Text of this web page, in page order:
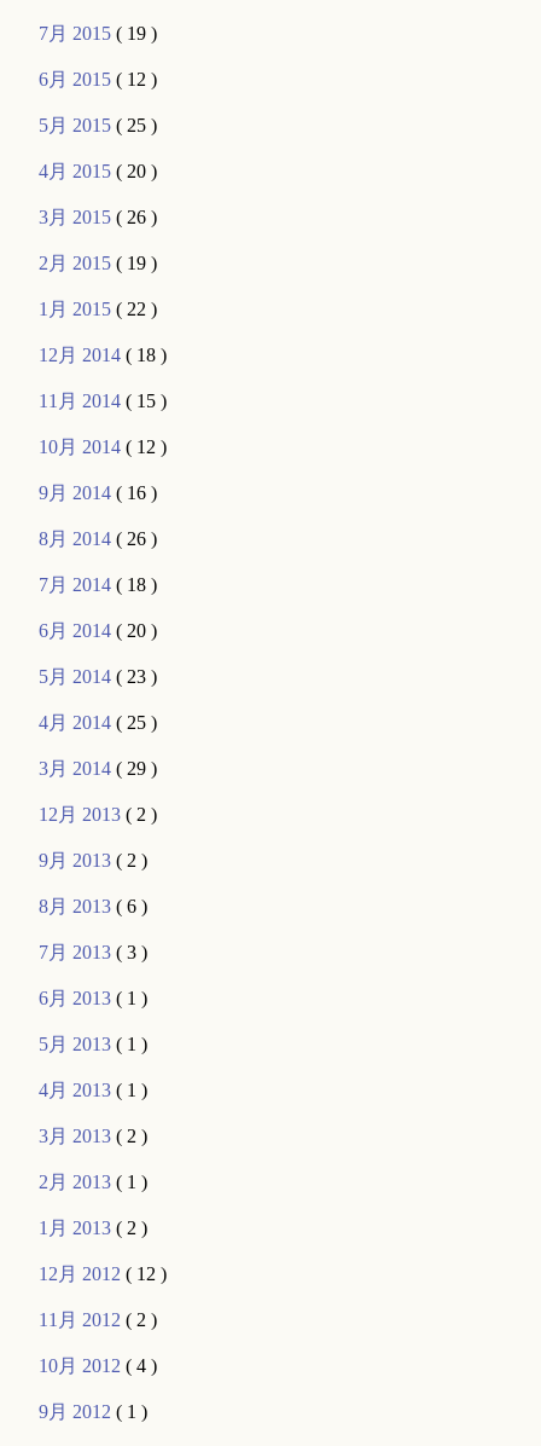
7月 2015( 19 )
6月 2015( 12 )
5月 2015( 25 )
4月 2015( 20 )
3月 2015( 26 )
2月 2015( 19 )
1月 2015( 22 )
12月 2014( 18 )
11月 2014( 15 )
10月 2014( 12 )
9月 2014( 16 )
8月 2014( 26 )
7月 2014( 18 )
6月 2014( 20 )
5月 2014( 23 )
4月 2014( 25 )
3月 2014( 29 )
12月 2013( 2 )
9月 2013( 2 )
8月 2013( 6 )
7月 2013( 3 )
6月 2013( 1 )
5月 2013( 1 )
4月 2013( 1 )
3月 2013( 2 )
2月 2013( 1 )
1月 2013( 2 )
12月 2012( 12 )
11月 2012( 2 )
10月 2012( 4 )
9月 2012( 1 )